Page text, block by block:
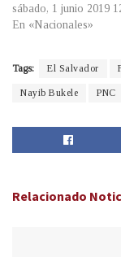
sábado, 1 junio 2019
En «Nacionales»
Tags: El Salvador
Nayib Bukele PNC
Relacionado